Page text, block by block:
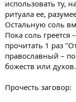
использовать ту,
ритуала ее,
Остальную соль
Пока соль
прочитать 1 раз
православный –
божеств или духов.
Прочесть заговор: